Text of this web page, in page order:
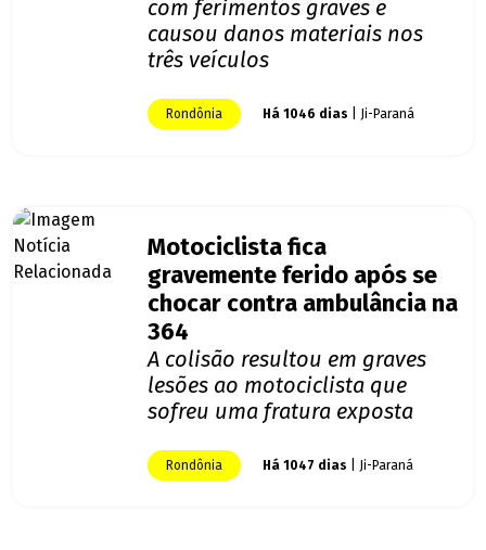
com ferimentos graves e
causou danos materiais nos
três veículos
Rondônia Há 1046 dias | Ji-Paraná
Motociclista fica
gravemente ferido após se
chocar contra ambulância na
364
A colisão resultou em graves
lesões ao motociclista que
sofreu uma fratura exposta
Rondônia Há 1047 dias | Ji-Paraná